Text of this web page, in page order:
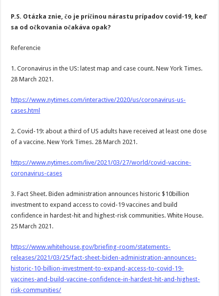
P.S. Otázka znie, čo je príčinou nárastu prípadov covid-19, keď
sa od očkovania očakáva opak?
Referencie
1. Coronavirus in the US: latest map and case count. New York Times.
28 March 2021.
https://www.nytimes.com/interactive/2020/us/coronavirus-us-
cases.html
2. Covid-19: about a third of US adults have received at least one dose
of a vaccine. New York Times. 28 March 2021.
https://www.nytimes.com/live/2021/03/27/world/covid-vaccine-
coronavirus-cases
3. Fact Sheet. Biden administration announces historic $10billion
investment to expand access to covid-19 vaccines and build
confidence in hardest-hit and highest-risk communities. White House.
25 March 2021.
https://www.whitehouse.gov/briefing-room/statements-
releases/2021/03/25/fact-sheet-biden-administration-announces-
historic-10-billion-investment-to-expand-access-to-covid-19-
vaccines-and-build-vaccine-confidence-in-hardest-hit-and-highest-
risk-communities/